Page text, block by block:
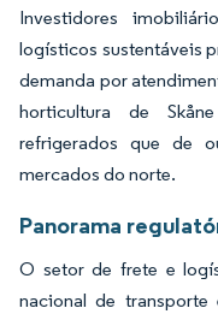
Investidores
logísticos sustentáveis
demanda por
horticultura de
refrigerados que de
mercados do norte.
Panorama
O setor de frete e
nacional de